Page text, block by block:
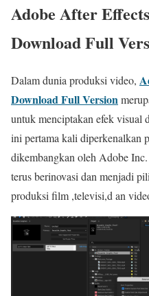
Adobe After
Download Full
Dalam dunia produksi video,
Download Full Version
untuk menciptakan efek visual
ini pertama kali diperkenalkan
dikembangkan oleh Adobe
terus berinovasi dan menjadi
produksi film ,televisi,d an